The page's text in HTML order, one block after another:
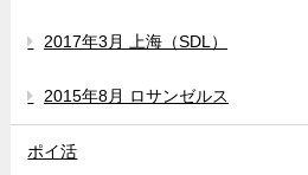
2017年3月 上海（SDL）
2015年8月 ロサンゼルス
ポイ活